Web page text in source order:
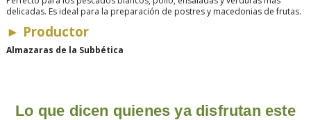
delicadas. Es ideal para la preparación de postres y macedonias de frutas.
► Productor
Almazaras de la Subbética
Lo que dicen quienes ya disfrutan este